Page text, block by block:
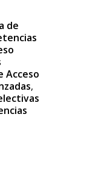
de
Acceso
,